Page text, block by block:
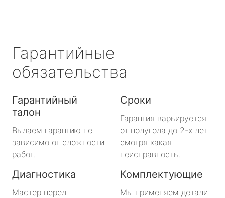
Гарантийные
обязательства
Гарантийный
талон
Выдаем гарантию не
зависимо от сложности
работ.
Сроки
Гарантия варьируется
от полугода до 2-х лет
смотря какая
неисправность.
Диагностика
Мастер перед
Комплектующие
Мы применяем детали